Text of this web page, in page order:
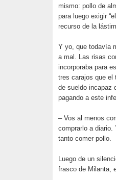
mismo: pollo de
para luego exigir
recurso de la
Y yo, que todavía
a mal. Las risas
incorporaba para
tres carajos que el
de sueldo incapaz
pagando a este
– Vos al menos
comprarlo a
tanto comer pollo.
Luego de un
frasco de Milanta,